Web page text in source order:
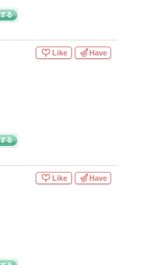
Like Have
Like Have